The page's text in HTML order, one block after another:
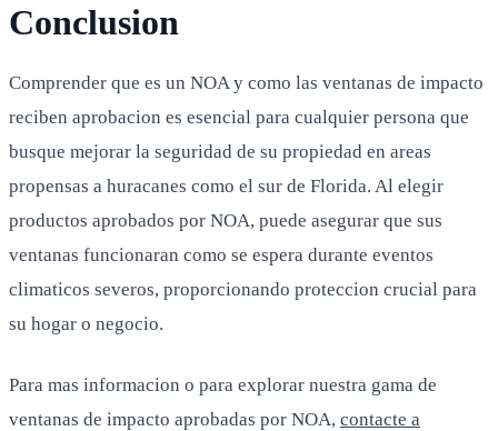
Conclusion
Comprender que es un NOA y como las ventanas de impacto
reciben aprobacion es esencial para cualquier persona que
busque mejorar la seguridad de su propiedad en areas
propensas a huracanes como el sur de Florida. Al elegir
productos aprobados por NOA, puede asegurar que sus
ventanas funcionaran como se espera durante eventos
climaticos severos, proporcionando proteccion crucial para
su hogar o negocio.
Para mas informacion o para explorar nuestra gama de
ventanas de impacto aprobadas por NOA, contacte a